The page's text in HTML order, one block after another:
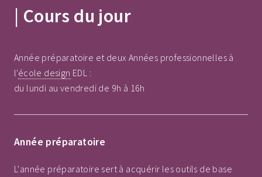
| Cours du jour
Année préparatoire et deux Années professionnelles à
l'école design EDL :
du lundi au vendredi de 9h à 16h
Année préparatoire
L'année préparatoire sert à acquérir les outils de base